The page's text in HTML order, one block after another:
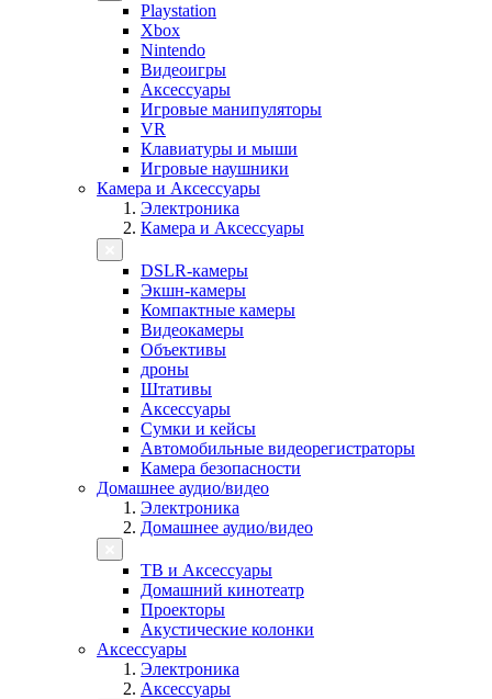
Playstation
Xbox
Nintendo
Видеоигры
Аксессуары
Игровые манипуляторы
VR
Клавиатуры и мыши
Игровые наушники
Камера и Аксессуары
Электроника
Камера и Аксессуары
DSLR-камеры
Экшн-камеры
Компактные камеры
Видеокамеры
Объективы
дроны
Штативы
Аксессуары
Сумки и кейсы
Автомобильные видеорегистраторы
Камера безопасности
Домашнее аудио/видео
Электроника
Домашнее аудио/видео
ТВ и Аксессуары
Домашний кинотеатр
Проекторы
Акустические колонки
Аксессуары
Электроника
Аксессуары